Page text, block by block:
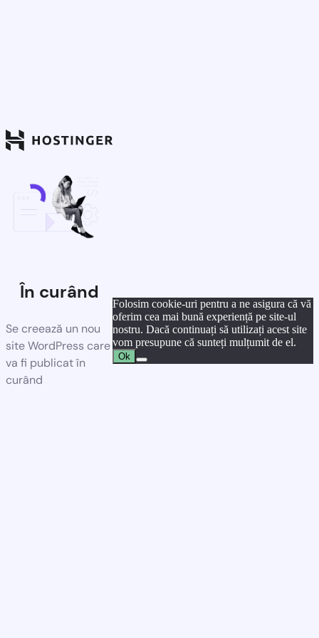
În curând
Se creează un nou
site WordPress care
va fi publicat în
curând
Folosim cookie-uri pentru a ne asigura că vă
oferim cea mai bună experiență pe site-ul
nostru. Dacă continuați să utilizați acest site
vom presupune că sunteți mulțumit de el.
Ok